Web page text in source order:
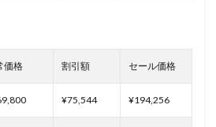
価格 割引額 セール価格
¥75,544 ¥194,256